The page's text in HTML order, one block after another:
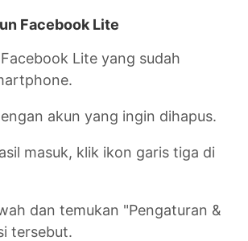
Facebook Lite
Lite yang sudah
akun yang ingin dihapus.
masuk, klik ikon garis tiga di
dan temukan "Pengaturan &
tersebut.